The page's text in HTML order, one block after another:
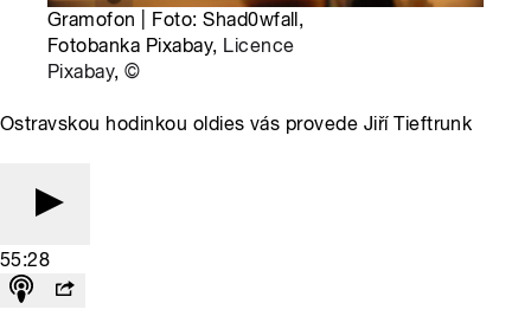
Gramofon | Foto: Shad0wfall,
Fotobanka Pixabay, Licence
Pixabay,©
Ostravskou hodinkou oldies vás provede Jiří Tieftrunk
55:28